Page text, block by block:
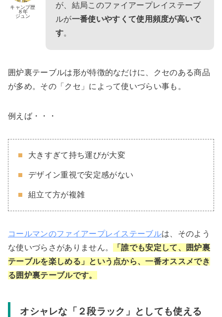
キャンプ歴
８年
ジュン
が、結局このファイアープレイステーブ
ルが一番使いやすくて使用頻度が高いで
す。
囲炉裏テーブルは形が特徴的なだけに、クセのある商品
が多め。その「クセ」によって使いづらい事も。
例えば・・・
大きすぎて持ち運びが大変
デザイン重視で安定感がない
組立て方が複雑
コールマンのファイアープレイステーブルは、そのよう
な使いづらさがありません。
「誰でも安定して、囲炉裏
テーブルを楽しめる」という点から、一番オススメでき
る囲炉裏テーブルです。
オシャレな「２段ラック」としても使える